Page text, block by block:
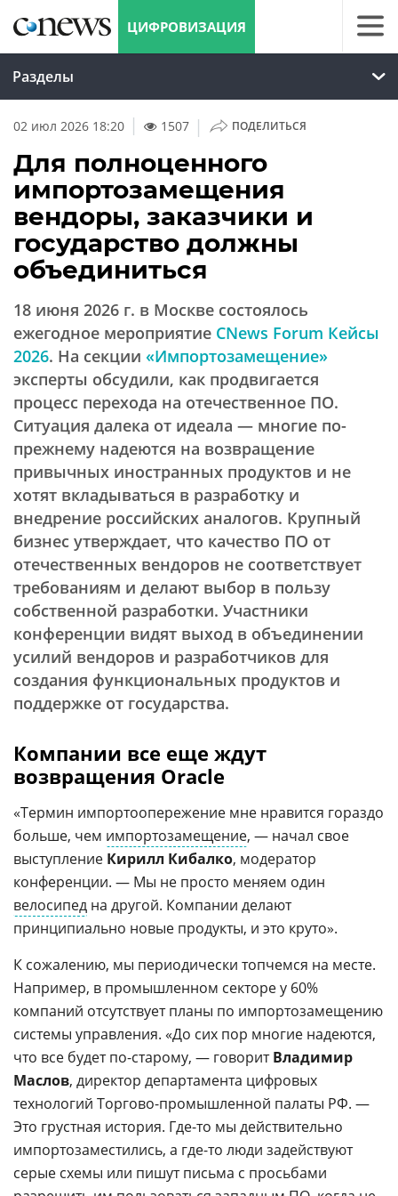
ЦИФРОВИЗАЦИЯ
Разделы
02 июл 2026 18:20 1507 | ПОДЕЛИТЬСЯ
Для полноценного
импортозамещения
вендоры, заказчики и
государство должны
объединиться
18 июня 2026 г. в Москве состоялось
ежегодное мероприятие CNews Forum Кейсы
2026. На секции «Импортозамещение»
эксперты обсудили, как продвигается
процесс перехода на отечественное ПО.
Ситуация далека от идеала — многие по-
прежнему надеются на возвращение
привычных иностранных продуктов и не
хотят вкладываться в разработку и
внедрение российских аналогов. Крупный
бизнес утверждает, что качество ПО от
отечественных вендоров не соответствует
требованиям и делают выбор в пользу
собственной разработки. Участники
конференции видят выход в объединении
усилий вендоров и разработчиков для
создания функциональных продуктов и
поддержке от государства.
Компании все еще ждут
возвращения Oracle
«Термин импортоопережение мне нравится гораздо
больше, чем импортозамещение, — начал свое
выступление Кирилл Кибалко, модератор
конференции. — Мы не просто меняем один
велосипед на другой. Компании делают
принципиально новые продукты, и это круто».
К сожалению, мы периодически топчемся на месте.
Например, в промышленном секторе у 60%
компаний отсутствует планы по импортозамещению
системы управления. «До сих пор многие надеются,
что все будет по-старому, — говоритВладимир
Маслов, директор департамента цифровых
технологий Торгово-промышленной палаты РФ. —
Это грустная история. Где-то мы действительно
импортозаместились, а где-то люди задействуют
серые схемы или пишут письма с просьбами